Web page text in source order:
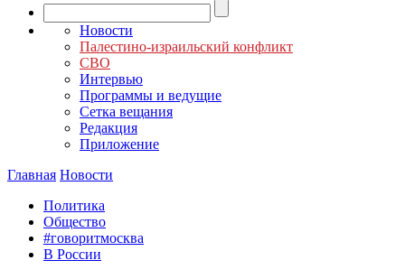
Новости
Палестино-израильский конфликт
СВО
Интервью
Программы и ведущие
Сетка вещания
Редакция
Приложение
Главная Новости
Политика
Общество
#говоритмосква
В России